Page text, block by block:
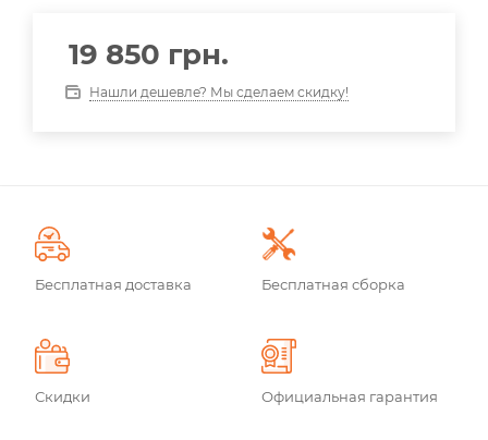
19 850 грн.
Нашли дешевле? Мы сделаем скидку!
Бесплатная доставка Бесплатная сборка
Скидки Официальная гарантия